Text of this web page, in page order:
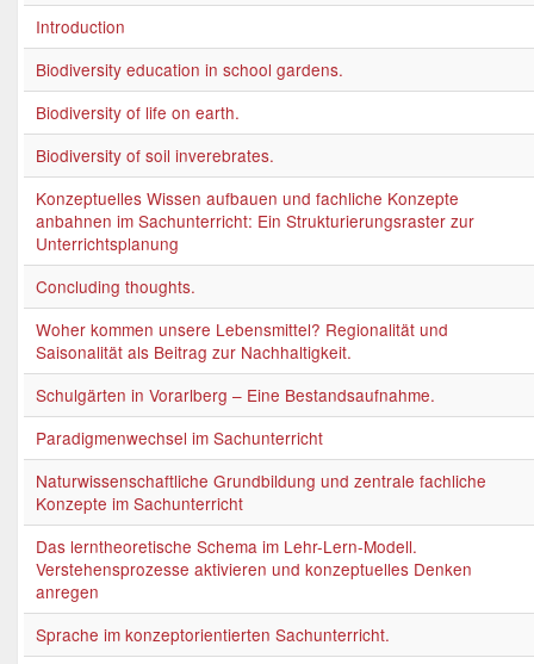
Introduction
Biodiversity education in school gardens.
Biodiversity of life on earth.
Biodiversity of soil inverebrates.
Konzeptuelles Wissen aufbauen und fachliche Konzepte
anbahnen im Sachunterricht: Ein Strukturierungsraster zur
Unterrichtsplanung
Concluding thoughts.
Woher kommen unsere Lebensmittel? Regionalität und
Saisonalität als Beitrag zur Nachhaltigkeit.
Schulgärten in Vorarlberg – Eine Bestandsaufnahme.
Paradigmenwechsel im Sachunterricht
Naturwissenschaftliche Grundbildung und zentrale fachliche
Konzepte im Sachunterricht
Das lerntheoretische Schema im Lehr-Lern-Modell.
Verstehensprozesse aktivieren und konzeptuelles Denken
anregen
Sprache im konzeptorientierten Sachunterricht.